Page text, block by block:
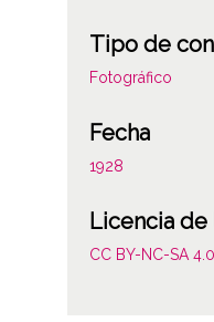
Tipo de
Fotográfico
Fecha
1928
Licencia
CC BY-NC-SA 4.0